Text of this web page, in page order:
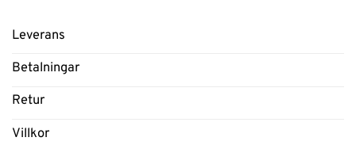
Leverans
Betalningar
Retur
Villkor